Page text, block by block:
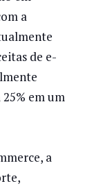
a
de e-
em um
a